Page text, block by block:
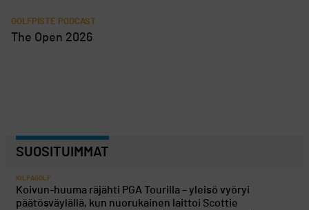
GOLFPISTE PODCAST
The Open 2026
SUOSITUIMMAT
KILPAGOLF
Koivun-huuma räjähti PGA Tourilla – yleisö vyöryi
päätösväylällä, kun nuorukainen laittoi Scottie